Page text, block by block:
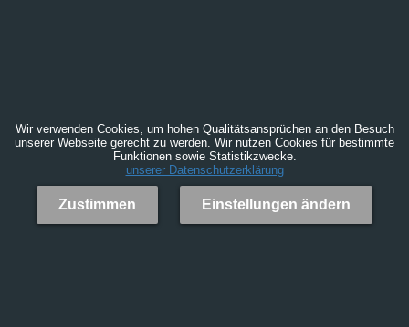
Wir verwenden Cookies, um hohen Qualitätsansprüchen an den Besuch
unserer Webseite gerecht zu werden. Wir nutzen Cookies für bestimmte
Funktionen sowie Statistikzwecke.
unserer Datenschutzerklärung
Zustimmen Einstellungen ändern